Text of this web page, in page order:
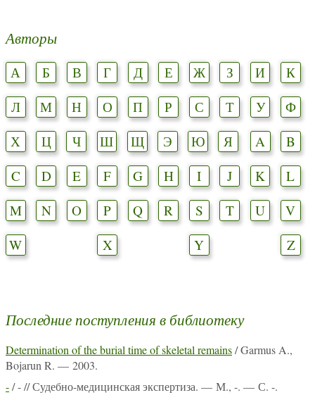
Авторы
А Б В Г Д Е Ж З И
К
Л
М Н О П Р С Т У
Ф
Х
Ц Ч Ш Щ Э Ю Я A
B
C
D E F G H I J K
L
M
N O P Q R S T U
V
W
X Y Z
Последние поступления в библиотеку
Determination of the burial time of skeletal remains/ Garmus A.,
Bojarun R. — 2003.
-/ - // Судебно-медицинская экспертиза. — М., -. — С. -.